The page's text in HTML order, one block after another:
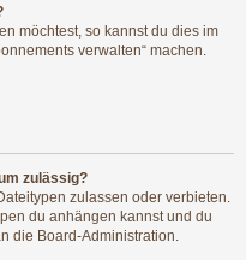
möchtest, so kannst du dies im
verwalten“ machen.
zulässig?
zulassen oder verbieten.
du anhängen kannst und du
die Board-Administration.